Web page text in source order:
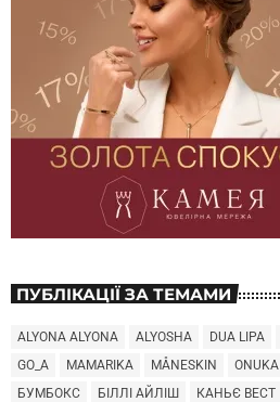
ПУБЛІКАЦІЇ ЗА ТЕМАМИ
ALYONA ALYONA ALYOSHA DUA LIPA
GO_A
MAMARIKA MÅNESKIN ONUKA
БУМБОКС
БІЛЛІ АЙЛІШ КАНЬЄ ВЕСТ